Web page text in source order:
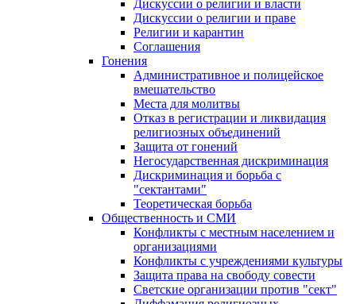
Дискуссии о религии и власти
Дискуссии о религии и праве
Религии и карантин
Соглашения
Гонения
Административное и полицейское
вмешательство
Места для молитвы
Отказ в регистрации и ликвидация
религиозных объединений
Защита от гонений
Негосударственная дискриминация
Дискриминация и борьба с
"сектантами"
Теоретическая борьба
Общественность и СМИ
Конфликты с местным населением и
организациями
Конфликты с учреждениями культуры
Защита права на свободу совести
Светские организации против "сект"